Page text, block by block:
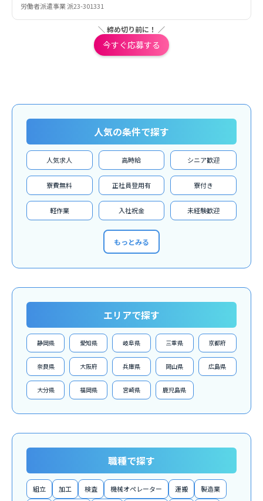
労働者派遣事業 派23-301331
＼ 締め切り前に！ ／
今すぐ応募する
人気の条件で探す
人気求人 高時給 シニア歓迎
寮費無料 正社員登用有 寮付き
軽作業 入社祝金 未経験歓迎
もっとみる
エリアで探す
静岡県 愛知県 岐阜県 三重県 京都府
奈良県 大阪府 兵庫県 岡山県 広島県
大分県 福岡県 宮崎県 鹿児島県
職種で探す
組立 加工 検査 機械オペレーター 運搬 製造業